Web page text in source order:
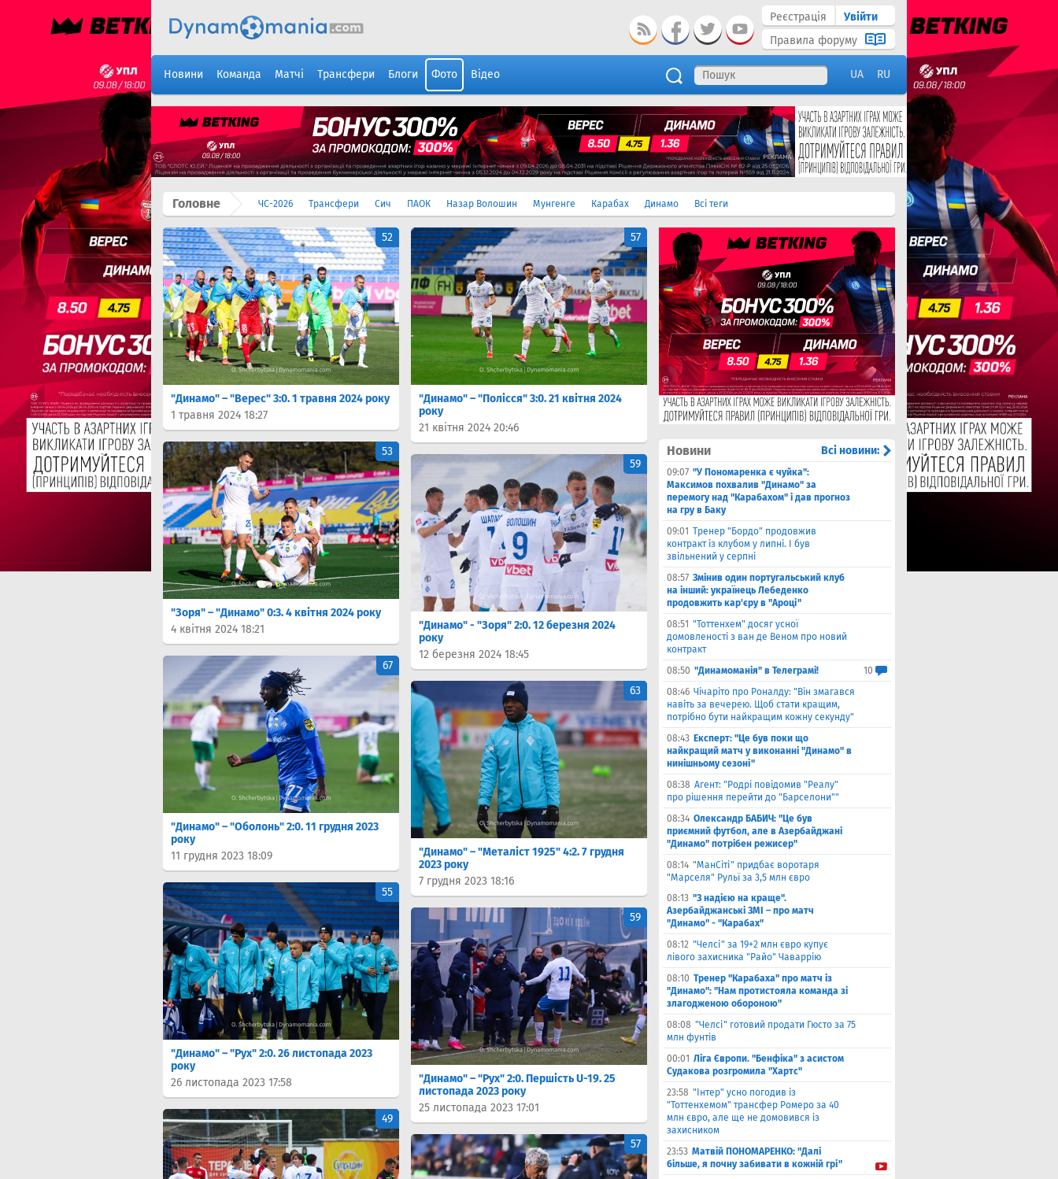
Реєстрація
Увійти
Правила форуму
Новини Команда Матчі Трансфери Блоги Фото Відео UA RU
Головне ЧС-2026 Трансфери Сич ПАОК Назар Волошин Мунгенге Карабах Динамо Всі теги
"Динамо" – "Верес" 3:0. 1 травня 2024 року
1 травня 2024 18:27
52
"Динамо" – "Полісся" 3:0. 21 квітня 2024
року
21 квітня 2024 20:46
57
"Зоря" – "Динамо" 0:3. 4 квітня 2024 року
4 квітня 2024 18:21
53
"Динамо" - "Зоря" 2:0. 12 березня 2024
року
12 березня 2024 18:45
59
"Динамо" – "Оболонь" 2:0. 11 грудня 2023
року
11 грудня 2023 18:09
67
"Динамо" – "Металіст 1925" 4:2. 7 грудня
2023 року
7 грудня 2023 18:16
63
"Динамо" – "Рух" 2:0. 26 листопада 2023
року
26 листопада 2023 17:58
55
"Динамо" – "Рух" 2:0. Першість U-19. 25
листопада 2023 року
25 листопада 2023 17:01
59
49
57
Новини Всі новини:
09:07 "У Пономаренка є чуйка":
Максимов похвалив "Динамо" за
перемогу над "Карабахом" і дав прогноз
на гру в Баку
09:01 Тренер "Бордо" продовжив
контракт із клубом у липні. І був
звільнений у серпні
08:57 Змінив один португальський клуб
на інший: українець Лебеденко
продовжить кар'єру в "Ароці"
08:51 "Тоттенхем" досяг усної
домовленості з ван де Веном про новий
контракт
08:50 "Динамоманія" в Телеграмі!
10
08:46 Чiчаріто про Роналду: "Він змагався
навіть за вечерею. Щоб стати кращим,
потрібно бути найкращим кожну секунду"
08:43 Експерт: "Це був поки що
найкращий матч у виконанні "Динамо" в
нинішньому сезоні"
08:38 Агент: "Родрі повідомив "Реалу"
про рішення перейти до "Барселони""
08:34 Олександр БАБИЧ: "Це був
приємний футбол, але в Азербайджані
"Динамо" потрібен режисер"
08:14 "МанСіті" придбає воротаря
"Марселя" Рульї за 3,5 млн євро
08:13 "З надією на краще".
Азербайджанські ЗМІ – про матч
"Динамо" - "Карабах"
08:12 "Челсі" за 19+2 млн євро купує
лівого захисника "Райо" Чаваррію
08:10 Тренер "Карабаха" про матч із
"Динамо": "Нам протистояла команда зі
злагодженою обороною"
08:08 "Челсі" готовий продати Гюсто за 75
млн фунтів
00:01 Ліга Європи. "Бенфіка" з асистом
Судакова розгромила "Хартс"
23:58 "Інтер" усно погодив із
"Тоттенхемом" трансфер Ромеро за 40
млн євро, але ще не домовився із
захисником
23:53 Матвiй ПОНОМАРЕНКО: "Далі
більше, я почну забивати в кожній грі"